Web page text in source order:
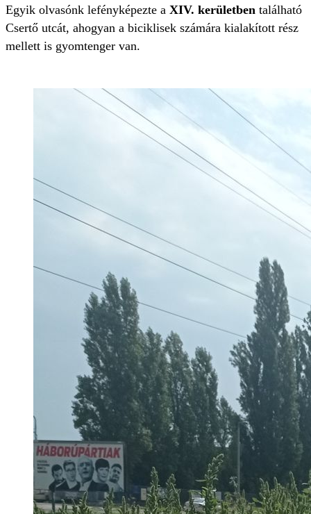
Egyik olvasónk lefényképezte a XIV. kerületben található
Csertő utcát, ahogyan a biciklisek számára kialakított rész
mellett is gyomtenger van.